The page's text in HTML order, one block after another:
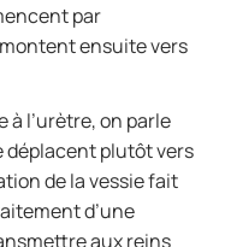
par
ensuite vers
l’urètre, on parle
déplacent plutôt vers
de la vessie fait
d’une
aux reins